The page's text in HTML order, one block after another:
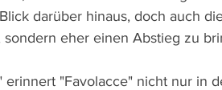
darüber hinaus, doch auch
eher einen Abstieg zu
"Favolacce" nicht nur in